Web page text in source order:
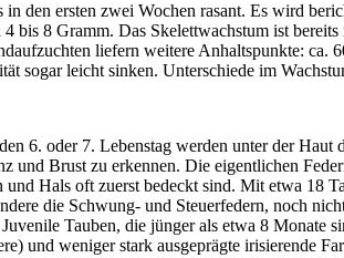
den ersten zwei Wochen rasant. Es wird
8 Gramm. Das Skelettwachstum ist
liefern weitere Anhaltspunkte:
sogar leicht sinken. Unterschiede im
6. oder 7. Lebenstag werden unter der
und Brust zu erkennen. Die eigentlichen
Hals oft zuerst bedeckt sind. Mit etwa 18
die Schwung- und Steuerfedern, noch
Tauben, die jünger als etwa 8
und weniger stark ausgeprägte irisierende